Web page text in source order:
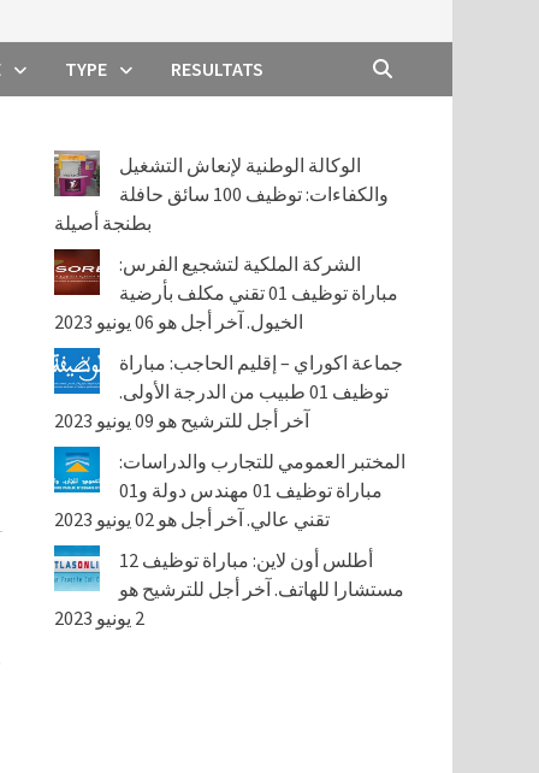
TYPE RESULTATS
الوكالة الوطنية لإنعاش التشغيل
والكفاءات: توظيف 100 سائق حافلة
بطنجة أصيلة
الشركة الملكية لتشجيع الفرس:
مباراة توظيف 01 تقني مكلف بأرضية
الخيول. آخر أجل هو 06 يونيو 2023
جماعة اكوراي – إقليم الحاجب: مباراة
توظيف 01 طبيب من الدرجة الأولى.
آخر أجل للترشيح هو 09 يونيو 2023
المختبر العمومي للتجارب والدراسات:
مباراة توظيف 01 مهندس دولة و01
تقني عالي. آخر أجل هو 02 يونيو 2023
أطلس أون لاين: مباراة توظيف 12
مستشارا للهاتف. آخر أجل للترشيح هو
2 يونيو 2023